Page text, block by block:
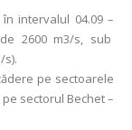
intervalul 04.09 –
2600 m3/s, sub
s).
pe sectoarele
sectorul Bechet –